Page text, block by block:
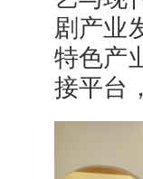
剧产业
特色产
接平台